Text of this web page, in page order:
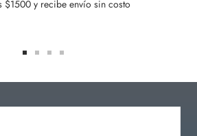
$1500 y recibe envío sin costo
diapositiva
diapositiva
diapositiva
diapositiva